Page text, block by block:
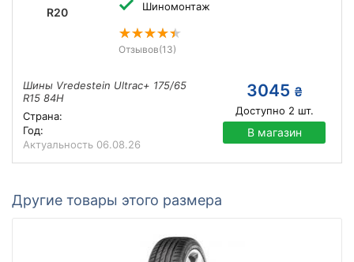
R20 Шиномонтаж
Отзывов(13)
Шины Vredestein Ultrac+ 175/65
R15 84H
Страна:
Год:
Актуальность 06.08.26
3045 ₴
Доступно 2 шт.
В магазин
Другие товары этого размера